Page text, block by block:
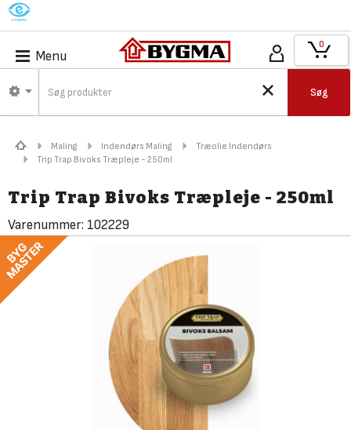
M
Menu
Søg
0
Maling Indendørs Maling
Træolie Indendørs
Trip Trap Bivoks Træpleje - 250ml
Trip Trap Bivoks Træpleje - 250ml
Varenummer: 102229